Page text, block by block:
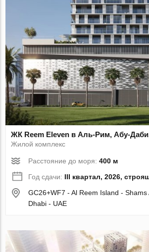
ЖК Reem Eleven в Аль-Рим, Абу-
Жилой комплекс
Расстояние до моря:400 м
Год сдачи: III квартал, 2026,
GC26+WF7 - Al Reem Island - Shams
Dhabi - UAE